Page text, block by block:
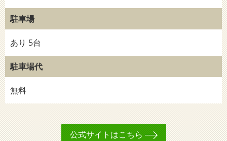
駐車場
あり 5台
駐車場代
無料
公式サイトはこちら